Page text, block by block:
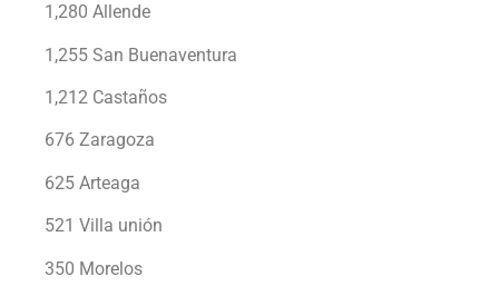
1,280 Allende
1,255 San Buenaventura
1,212 Castaños
676 Zaragoza
625 Arteaga
521 Villa unión
350 Morelos